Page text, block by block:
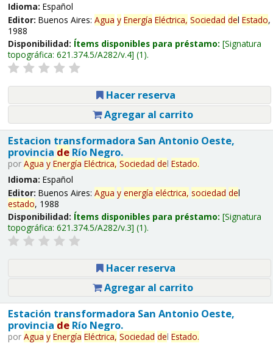
Idioma: Español
Editor: Buenos Aires: Agua y Energía Eléctrica, Sociedad del Estado,
1988
Disponibilidad: Ítems disponibles para préstamo: Signatura
topográfica: 621.374.5/A282/v.4 (1).
Hacer reserva
Agregar al carrito
Estacion transformadora San Antonio Oeste,
provincia deRío Negro.
por Agua y Energía Eléctrica, Sociedad del Estado.
Idioma: Español
Editor: Buenos Aires: Agua y energía eléctrica, sociedad del
estado, 1988
Disponibilidad: Ítems disponibles para préstamo: Signatura
topográfica: 621.374.5/A282/v.3 (1).
Hacer reserva
Agregar al carrito
Estación transformadora San Antonio Oeste,
provincia deRío Negro.
por Agua y Energía Eléctrica, Sociedad del Estado.